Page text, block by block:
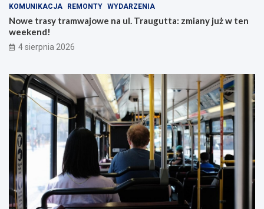
KOMUNIKACJA REMONTY WYDARZENIA
Nowe trasy tramwajowe na ul. Traugutta: zmiany już w ten
weekend!
4 sierpnia 2026